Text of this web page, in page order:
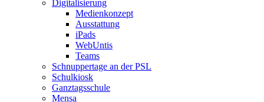
Digitalisierung
Medienkonzept
Ausstattung
iPads
WebUntis
Teams
Schnuppertage an der PSL
Schulkiosk
Ganztagsschule
Mensa